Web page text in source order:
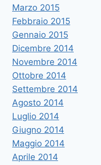
Marzo 2015
Febbraio 2015
Gennaio 2015
Dicembre 2014
Novembre 2014
Ottobre 2014
Settembre 2014
Agosto 2014
Luglio 2014
Giugno 2014
Maggio 2014
Aprile 2014